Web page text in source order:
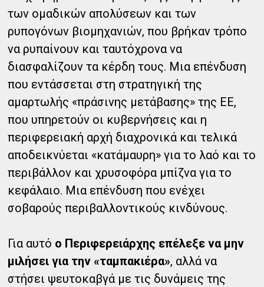
των ομαδικών απολύσεων και των
ρυπογόνων βιομηχανιών, που βρήκαν τρόπο
να ρυπαίνουν και ταυτόχρονα να
διασφαλίζουν τα κέρδη τους. Μια επένδυση
που εντάσσεται στη στρατηγική της
αμαρτωλής «πράσινης μετάβασης» της ΕΕ,
που υπηρετούν οι κυβερνήσεις και η
περιφερειακή αρχή διαχρονικά και τελικά
αποδεικνύεται «κατάμαυρη» για το λαό και το
περιβάλλον και χρυσοφόρα μπίζνα για το
κεφάλαιο. Μια επένδυση που ενέχει
σοβαρούς περιβαλλοντικούς κινδύνους.
Για αυτό ο Περιφερειάρχης επέλεξε να μην
μιλήσει για την «ταμπακιέρα», αλλά να
στήσει ψευτοκαβγά με τις δυνάμεις της